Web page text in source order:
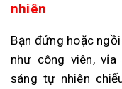
nhiên
Bạn đứng hoặc
như công viên,
sáng tự nhiên